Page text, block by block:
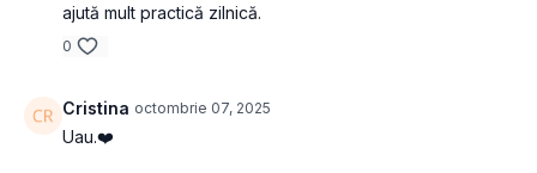
ajută mult practică zilnică.
0
Cristina octombrie 07, 2025
Uau.❤️